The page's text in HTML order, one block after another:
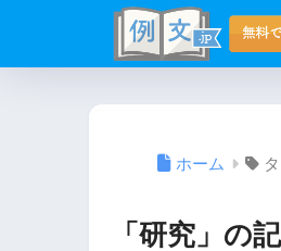
ホーム タ
「研究」の